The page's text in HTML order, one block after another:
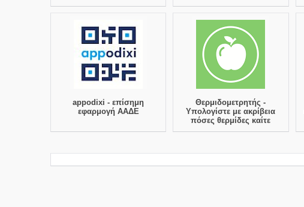
appodixi - επίσημη
εφαρμογή ΑΑΔΕ
Θερμιδομετρητής -
Υπολογίστε με ακρίβεια
πόσες θερμίδες καίτε